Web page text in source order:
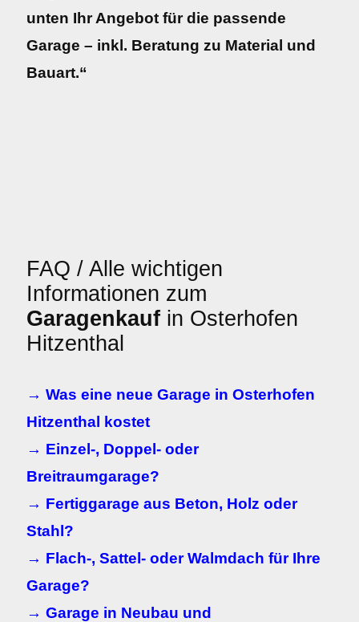
unten Ihr Angebot für die passende
Garage – inkl. Beratung zu Material und
Bauart.“
FAQ / Alle wichtigen
Informationen zum
Garagenkauf in Osterhofen
Hitzenthal
→ Was eine neue Garage in Osterhofen
Hitzenthal kostet
→ Einzel-, Doppel- oder
Breitraumgarage?
→ Fertiggarage aus Beton, Holz oder
Stahl?
→ Flach-, Sattel- oder Walmdach für Ihre
Garage?
→ Garage in Neubau und